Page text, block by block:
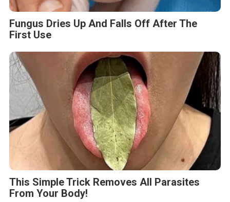
This Simple Trick Removes All Parasites
From Your Body!